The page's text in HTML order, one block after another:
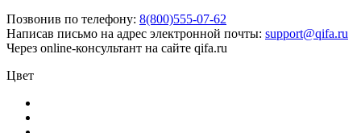
Позвонив по телефону: 8(800)555-07-62
Написав письмо на адрес электронной почты: support@qifa.ru
Через online-консультант на сайте qifa.ru
Цвет